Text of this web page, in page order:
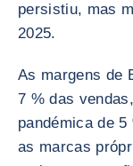
persistiu, mas
2025.
As margens de
7 % das
pandémica de
as marcas